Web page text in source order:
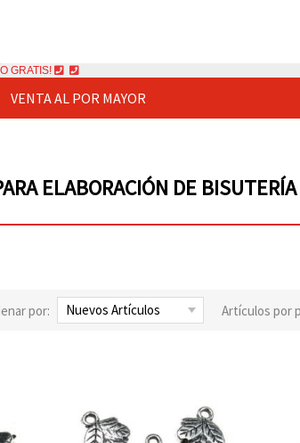
GRATIS!
VENTA AL POR MAYOR
ELABORACIÓN DE BISUTERÍA
por: Artículos por